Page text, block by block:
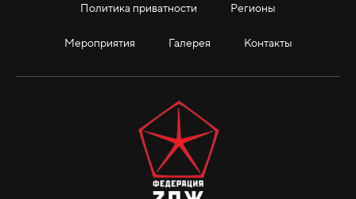
Политика приватности Регионы
Мероприятия Галерея Контакты